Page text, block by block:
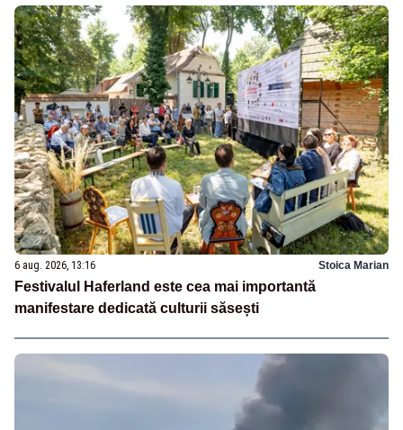
6 aug. 2026, 13:16 Stoica Marian
Festivalul Haferland este cea mai importantă
manifestare dedicată culturii săsești